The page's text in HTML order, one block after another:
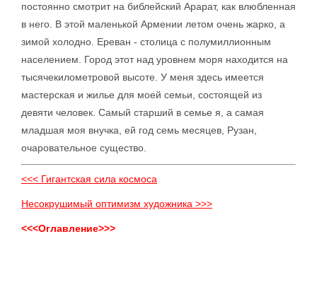
постоянно смотрит на библейский Арарат, как влюбленная
в него. В этой маленькой Армении летом очень жарко, а
зимой холодно. Ереван - столица с полумиллионным
населением. Город этот над уровнем моря находится на
тысячекилометровой высоте. У меня здесь имеется
мастерская и жилье для моей семьи, состоящей из
девяти человек. Самый старший в семье я, а самая
младшая моя внучка, ей год семь месяцев, Рузан,
очаровательное существо.
<<< Гигантская сила космоса
Несокрушимый оптимизм художника >>>
<<<Оглавление>>>